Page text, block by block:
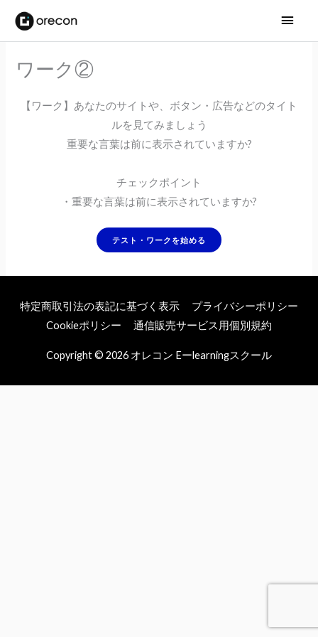
メ
イ
メ
ワーク②
【ワーク】あなたのサイトや、ボタン・広告などのタイト
ルを見てみましょう
重要な言葉は前に表示されていますか?
チェックポイント
・重要な言葉は前に表示されていますか?
特定商取引法の表記に基づく表示
プライバシーポリシー
Cookieポリシー
通信販売サービス用個別規約
Copyright © 2026 オレコン Eーlearningスクール